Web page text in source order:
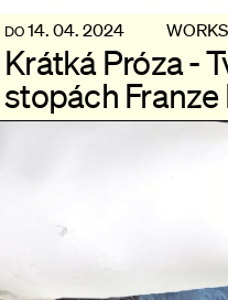
DO14. 04. 2024
Krátká Próza -
stopách Franze